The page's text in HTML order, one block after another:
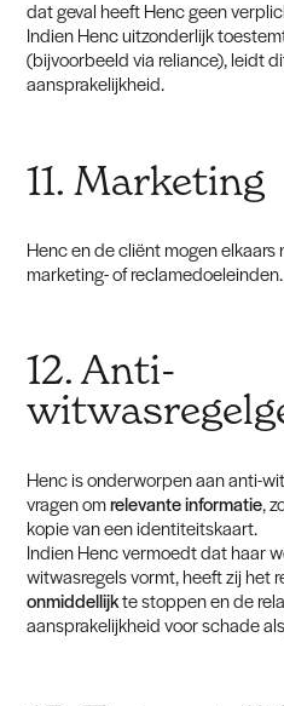
dat geval heeft Henc geen
Indien Henc uitzonderlijk
(bijvoorbeeld via reliance), leidt
aansprakelijkheid.
11. Marketing
Henc en de cliënt mogen elkaars
marketing- of reclamedoeleinden.
12. Anti-
Henc is onderworpen aan anti-
vragen omrelevante informatie,
kopie van een identiteitskaart.
Indien Henc vermoedt dat haar
witwasregels vormt, heeft zij het
onmiddellijkte stoppen en de
aansprakelijkheid voor schade